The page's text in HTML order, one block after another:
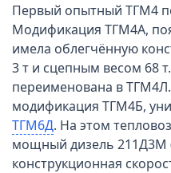
Первый опытный ТГМ4
Модификация ТГМ4А,
имела облегчённую
3 т и сцепным весом 68
переименована в
модификация ТГМ4Б,
ТГМ6Д. На этом
мощный дизель 211Д3М
конструкционная